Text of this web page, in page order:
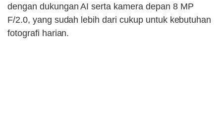
dengan dukungan AI serta kamera depan 8 MP
F/2.0, yang sudah lebih dari cukup untuk kebutuhan
fotografi harian.